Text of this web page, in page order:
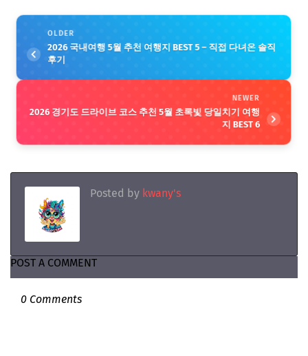
OLDER
2026 국내여행 5월 추천 여행지 BEST 5 – 직접 다녀온 솔직
후기
NEWER
2026 경기도 드라이브 코스 추천 5월 초록빛 당일치기 여행
지 BEST 6
Posted by kwany's
POST A COMMENT
0 Comments